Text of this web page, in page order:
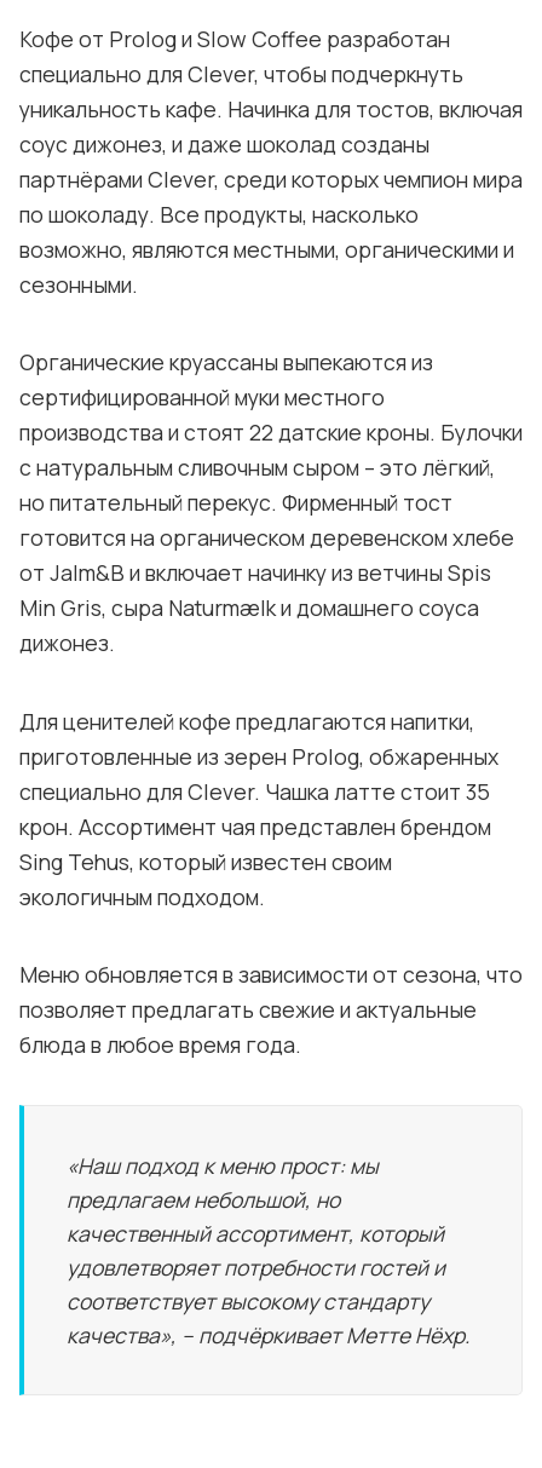
Кофе от Prolog и Slow Coffee разработан
специально для Clever, чтобы подчеркнуть
уникальность кафе. Начинка для тостов, включая
соус дижонез, и даже шоколад созданы
партнёрами Clever, среди которых чемпион мира
по шоколаду. Все продукты, насколько
возможно, являются местными, органическими и
сезонными.
Органические круассаны выпекаются из
сертифицированной муки местного
производства и стоят 22 датские кроны. Булочки
с натуральным сливочным сыром – это лёгкий,
но питательный перекус. Фирменный тост
готовится на органическом деревенском хлебе
от Jalm&B и включает начинку из ветчины Spis
Min Gris, сыра Naturmælk и домашнего соуса
дижонез.
Для ценителей кофе предлагаются напитки,
приготовленные из зерен Prolog, обжаренных
специально для Clever. Чашка латте стоит 35
крон. Ассортимент чая представлен брендом
Sing Tehus, который известен своим
экологичным подходом.
Меню обновляется в зависимости от сезона, что
позволяет предлагать свежие и актуальные
блюда в любое время года.
«Наш подход к меню прост: мы
предлагаем небольшой, но
качественный ассортимент, который
удовлетворяет потребности гостей и
соответствует высокому стандарту
качества», – подчёркивает Метте Нёхр.